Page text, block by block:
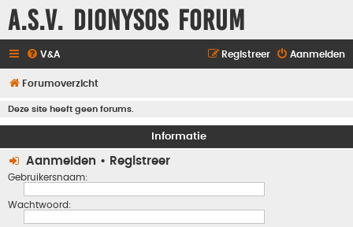
A.S.V. Dionysos Forum
V&A Aanmelden
Registreer
Forumoverzicht
Deze site heeft geen forums.
Informatie
Aanmelden • Registreer
Gebruikersnaam:
Wachtwoord: